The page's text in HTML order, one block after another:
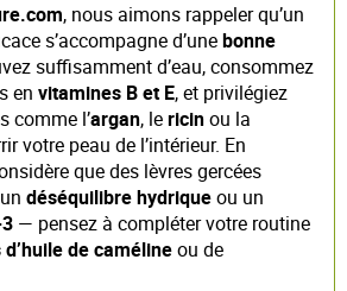
, nous aimons rappeler qu’un
s’accompagne d’unebonne
suffisamment d’eau, consommez
en vitamines B et E, et privilégiez
comme l’argan, lericinou la
votre peau de l’intérieur. En
que des lèvres gercées
déséquilibre hydriqueou un
— pensez à compléter votre routine
de camélineou de